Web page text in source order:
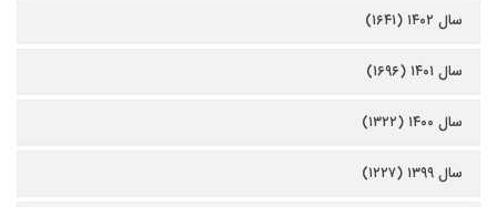
سال ۱۴۰۲ (۱۶۴۱)
سال ۱۴۰۱ (۱۶۹۶)
سال ۱۴۰۰ (۱۳۲۲)
سال ۱۳۹۹ (۱۲۲۷)